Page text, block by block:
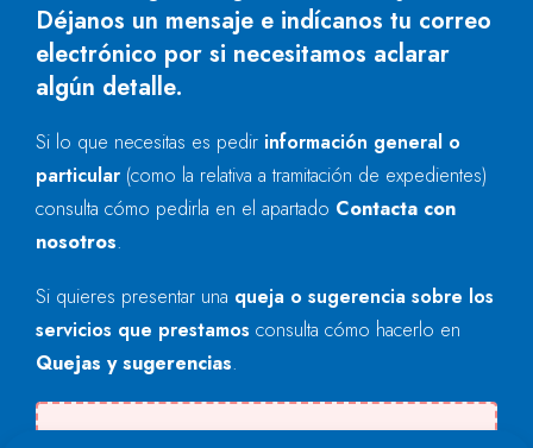
Déjanos un mensaje e indícanos tu correo
electrónico por si necesitamos aclarar
algún detalle.
Si lo que necesitas es pedir información general o
particular (como la relativa a tramitación de expedientes)
consulta cómo pedirla en el apartado Contacta con
nosotros.
Si quieres presentar una queja o sugerencia sobre los
servicios que prestamos consulta cómo hacerlo en
Quejas y sugerencias.